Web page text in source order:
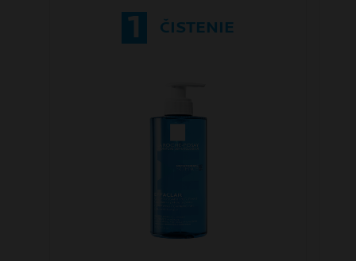
1 ČISTENIE